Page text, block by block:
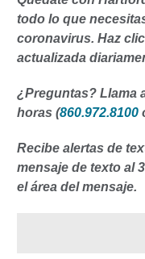
todo lo que
coronavirus. Haz clic
actualizada
¿Preguntas? Llama
horas (860.972.8100
Recibe alertas de
mensaje de texto al
el área del mensaje.